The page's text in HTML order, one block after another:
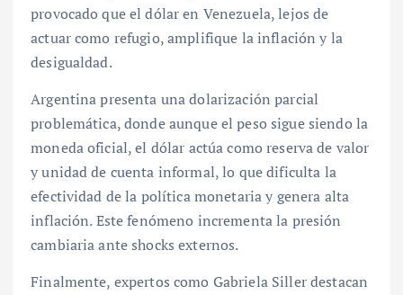
provocado que el dólar en Venezuela, lejos de
actuar como refugio, amplifique la inflación y la
desigualdad.
Argentina presenta una dolarización parcial
problemática, donde aunque el peso sigue siendo la
moneda oficial, el dólar actúa como reserva de valor
y unidad de cuenta informal, lo que dificulta la
efectividad de la política monetaria y genera alta
inflación. Este fenómeno incrementa la presión
cambiaria ante shocks externos.
Finalmente, expertos como Gabriela Siller destacan